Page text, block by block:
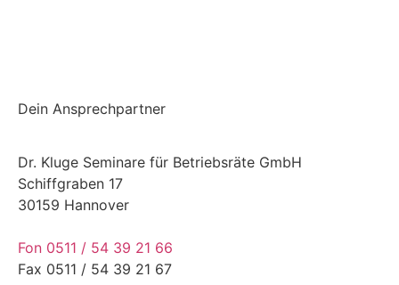
Dein Ansprechpartner
Dr. Kluge Seminare für Betriebsräte GmbH
Schiffgraben 17
30159 Hannover
Fon 0511 / 54 39 21 66
Fax 0511 / 54 39 21 67